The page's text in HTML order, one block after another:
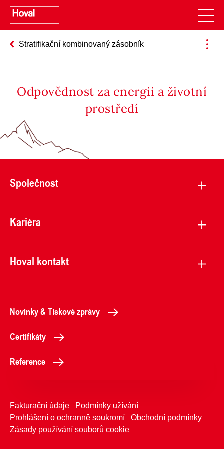
Stratifikační kombinovaný zásobník
Odpovědnost za energii a životní
prostředí
Společnost
Kariéra
Hoval kontakt
Novinky & Tiskové zprávy
Certifikáty
Reference
Fakturační údaje
Podmínky užívání
Prohlášení o ochranně soukromí
Obchodní podmínky
Zásady používání souborů cookie